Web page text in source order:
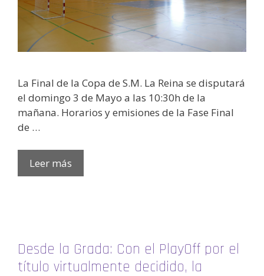
La Final de la Copa de S.M. La Reina se disputará
el domingo 3 de Mayo a las 10:30h de la
mañana. Horarios y emisiones de la Fase Final
de …
Leer más
Desde la Grada: Con el PlayOff por el
título virtualmente decidido, la